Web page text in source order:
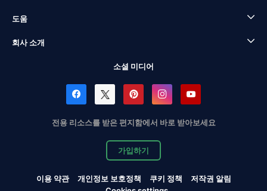
도움
회사 소개
소셜 미디어
전용 리소스를 받은 편지함에서 바로 받아보세요
가입하기
이용 약관 개인정보 보호정책 쿠키 정책
저작권 알림